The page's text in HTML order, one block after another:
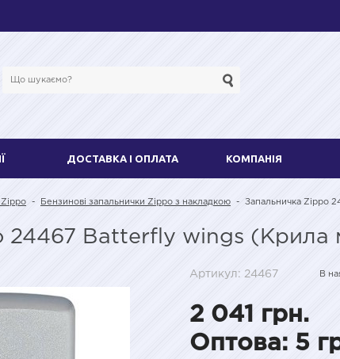
ДОСТАВКА І ОПЛАТА КОМПАНІЯ
Zippo - Бензинові запальнички Zippo з накладкою - Запальничка Zippo
24467 Batterfly wings (Крила
Артикул: 24467 В
2 041 грн.
Оптова: 5